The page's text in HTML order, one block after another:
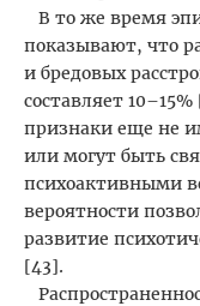
В то же время
показывают, что
и бредовых
составляет
признаки еще не
или могут быть
психоактивными
вероятности
развитие
[43].